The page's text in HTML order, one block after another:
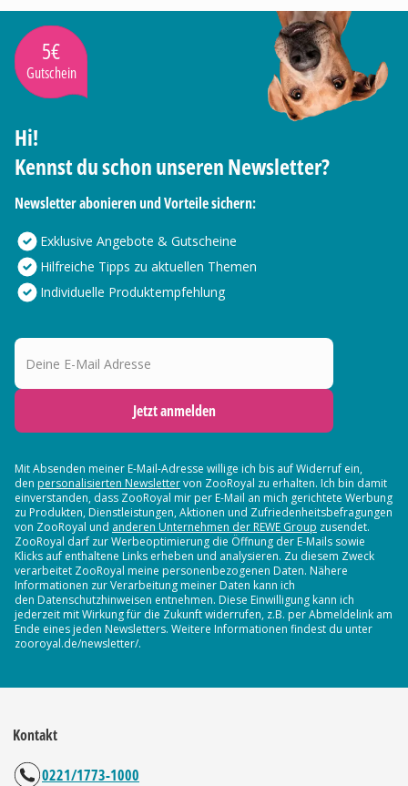
5€
Gutschein
Hi!
Kennst du schon unseren Newsletter?
Newsletter abonieren und Vorteile sichern:
Exklusive Angebote & Gutscheine
Hilfreiche Tipps zu aktuellen Themen
Individuelle Produktempfehlung
Deine E-Mail Adresse
Jetzt anmelden
Mit Absenden meiner E-Mail-Adresse willige ich bis auf Widerruf ein,
den personalisierten Newslettervon ZooRoyal zu erhalten. Ich bin damit
einverstanden, dass ZooRoyal mir per E-Mail an mich gerichtete Werbung
zu Produkten, Dienstleistungen, Aktionen und Zufriedenheitsbefragungen
von ZooRoyal und anderen Unternehmen der REWE Group zusendet.
ZooRoyal darf zur Werbeoptimierung die Öffnung der E-Mails sowie
Klicks auf enthaltene Links erheben und analysieren. Zu diesem Zweck
verarbeitet ZooRoyal meine personenbezogenen Daten. Nähere
Informationen zur Verarbeitung meiner Daten kann ich
den Datenschutzhinweisen entnehmen. Diese Einwilligung kann ich
jederzeit mit Wirkung für die Zukunft widerrufen, z.B. per Abmeldelink am
Ende eines jeden Newsletters. Weitere Informationen findest du unter
zooroyal.de/newsletter/.
Kontakt
0221/1773-1000